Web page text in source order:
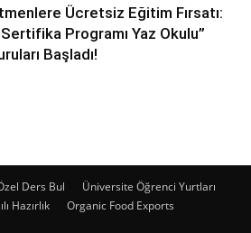
Ücretsiz Eğitim Fırsatı:
Programı Yaz Okulu”
Başladı!
Ders Bul
Üniversite Öğrenci Yurtları
Hazırlık Organic Food Exports